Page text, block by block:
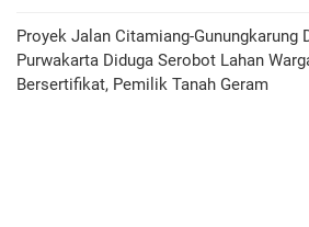
Proyek Jalan Citamiang-Gunungkarung
Purwakarta Diduga Serobot Lahan
Bersertifikat, Pemilik Tanah Geram